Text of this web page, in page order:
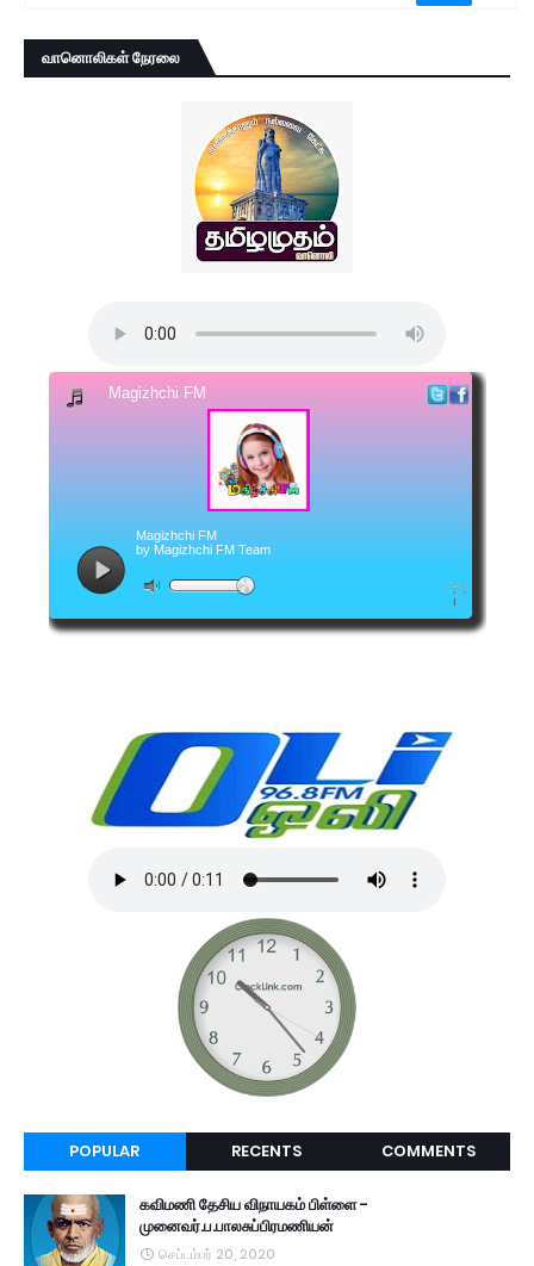
வானொலிகள் நேரலை
POPULAR RECENTS COMMENTS
கவிமணி தேசிய விநாயகம் பிள்ளை -
முனைவர்.ப.பாலசுப்பிரமணியன்
செப்டம்பர் 20, 2020